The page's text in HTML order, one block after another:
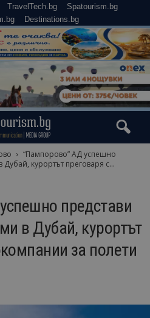
TravelTech.bg
Spatourism.bg
Destinations.bg
“Пампорово” АД успешно
курортът преговаря с...
представи
в Дубай, курортът
за полети